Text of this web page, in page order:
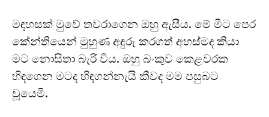
මඳහසක් මුවේ තවරාගෙන ඔහු ඇසීය. මේ මීට පෙර
කේන්තියෙන් මුහුණ අඳුරු කරගත් අහස්මද කියා
මට නොසිතා බැරි විය. ඔහු බංකුව කෙළවරක
හිඳගෙන මටද හිඳගන්නැයි කීවද මම පසුබට
වූයෙමි.